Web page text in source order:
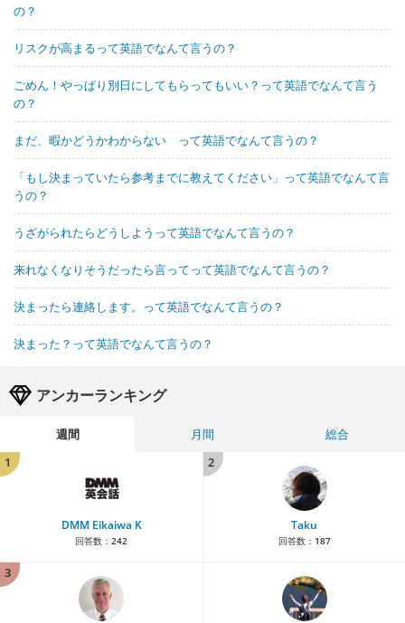
の？
リスクが高まるって英語でなんて言うの？
ごめん！やっぱり別日にしてもらってもいい？って英語でなんて言う
の？
まだ、暇かどうかわからない って英語でなんて言うの？
「もし決まっていたら参考までに教えてください」って英語でなんて言
うの？
うざがられたらどうしようって英語でなんて言うの？
来れなくなりそうだったら言ってって英語でなんて言うの？
決まったら連絡します。って英語でなんて言うの？
決まった？って英語でなんて言うの？
アンカーランキング
週間 月間
総合
1
DMM Eikaiwa K
回答数： 242
2
Taku
回答数： 187
3